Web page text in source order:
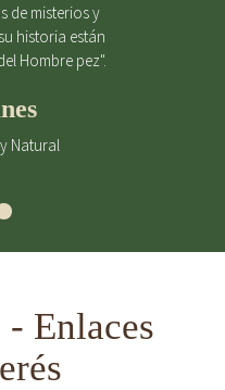
de misterios y
historia están
Hombre pez".
Natural
Enlaces